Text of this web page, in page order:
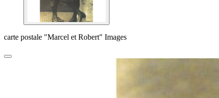
carte postale "Marcel et Robert" Images